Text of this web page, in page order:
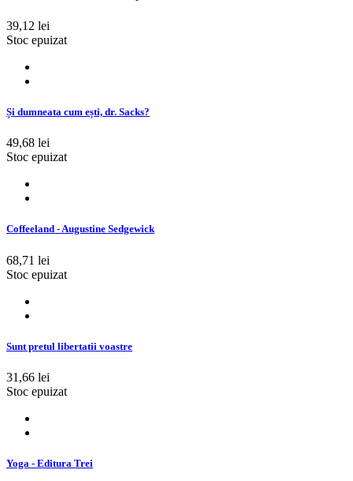
39,12 lei
Stoc epuizat
Și dumneata cum ești, dr. Sacks?
49,68 lei
Stoc epuizat
Coffeeland - Augustine Sedgewick
68,71 lei
Stoc epuizat
Sunt pretul libertatii voastre
31,66 lei
Stoc epuizat
Yoga - Editura Trei